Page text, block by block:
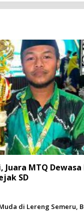
Juara MTQ
SD
di Lereng Semeru,